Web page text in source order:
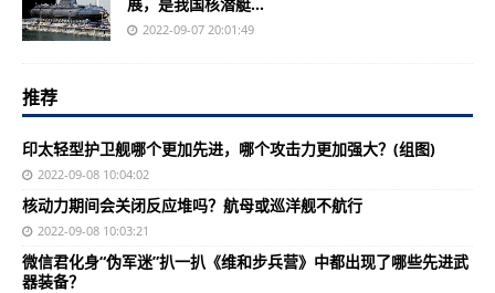
2022-09-07 20:01:49
推荐
印太轻型护卫舰哪个更加先进，哪个攻击力更加强大？(组图)
2022-09-08 10:04:02
核动力期间会关闭反应堆吗？航母或巡洋舰不航行
2022-09-08 10:03:21
微信君化身“伪军迷”扒一扒《维和步兵营》中都出现了哪些先进武
器装备？